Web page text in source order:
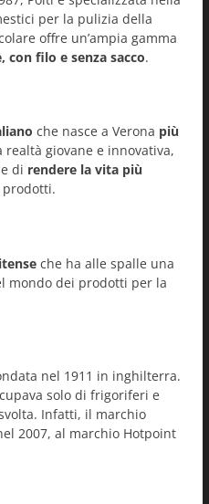
per la pulizia della
offre un’ampia gamma
con filo e senza sacco.
che nasce a Verona più
giovane e innovativa,
di rendere la vita più
prodotti.
che ha alle spalle una
mondo dei prodotti per la
nel 1911 in inghilterra.
solo di frigoriferi e
Infatti, il marchio
2007, al marchio Hotpoint